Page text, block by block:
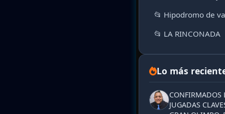
📂 Hipodromo de
📂 LA RINCONADA
Lo más
CONFIRMADOS
JUGADAS